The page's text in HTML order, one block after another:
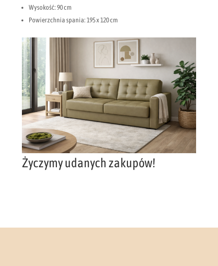
Wysokość: 90 cm
Powierzchnia spania: 195 x 120 cm
Życzymy udanych zakupów!